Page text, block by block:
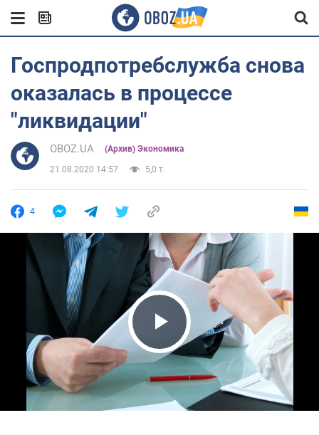
Госпродпотребслужба снова
оказалась в процессе
"ликвидации"
OBOZ.UA (Архив) Экономика
21.08.2020 14:57 5,0 т.
4
Play Video